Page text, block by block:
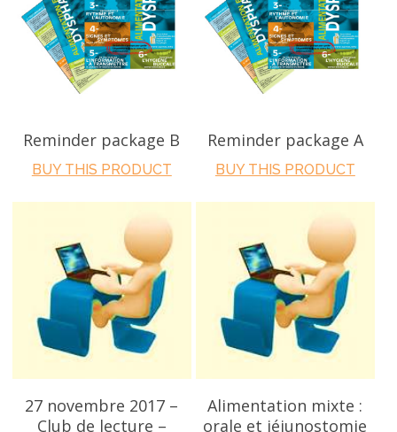
ADD TO CART
Reminder package B
BUY THIS PRODUCT
ADD TO CART
Reminder package A
BUY THIS PRODUCT
ADD TO CART
27 novembre 2017 –
Club de lecture –
ADD TO CART
Alimentation mixte :
orale et jéjunostomie